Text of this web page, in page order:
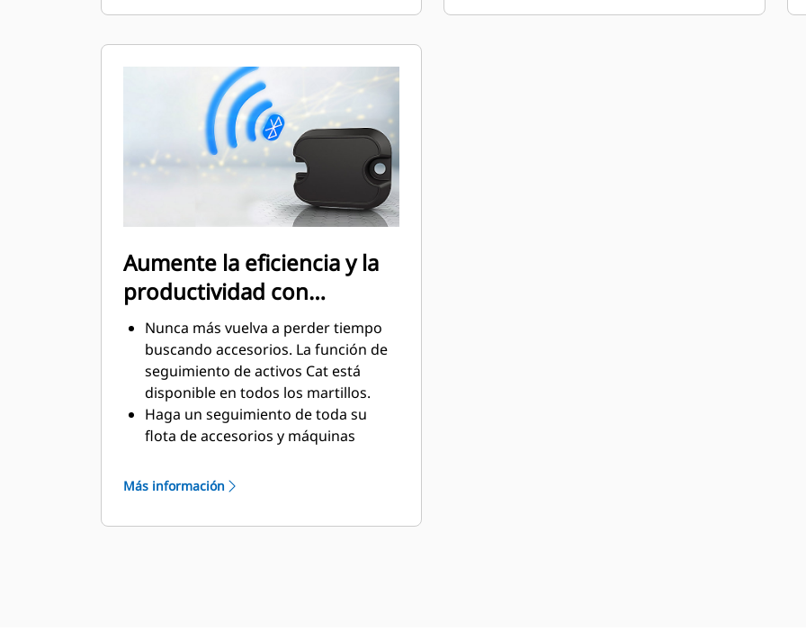
aumentar la eficiencia y la
estándar le permite usar un martillo
GC S en entornos de trabajo
sensibles al ruido, como vecindarios
u hospitales, donde el sonido está
regulado.
daños dentro de la caja, lo que ayuda
Aumente la eficiencia y la
productividad con
tecnologías integradas
Nunca más vuelva a perder tiempo
buscando accesorios. La función de
seguimiento de activos Cat está
disponible en todos los martillos.
Haga un seguimiento de toda su
flota de accesorios y máquinas
con seguimiento de activos se
Mantenga la seguridad de los
Más información